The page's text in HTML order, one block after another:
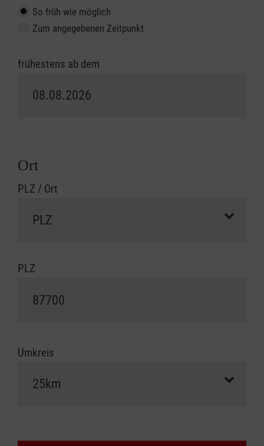
So früh wie möglich
Zum angegebenen Zeitpunkt
frühestens ab dem
Ort
PLZ / Ort
PLZ
Umkreis